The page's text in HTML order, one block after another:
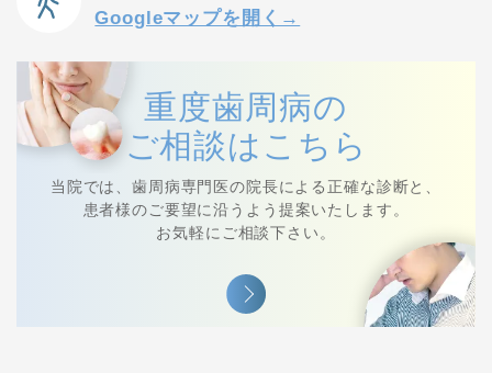
Googleマップを開く→
重度歯周病の
ご相談はこちら
当院では、⻭周病専⾨医の院⻑による正確な診断と、
患者様のご要望に沿うよう提案いたします。
お気軽にご相談下さい。